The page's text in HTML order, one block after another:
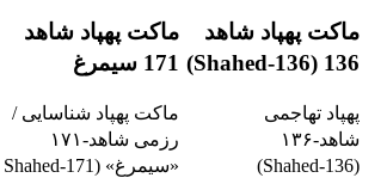
ماکت پهپاد شاهد
136 (Shahed‑136)
پهپاد تهاجمی
شاهد‑۱۳۶
(Shahed‑136)
ماکت پهپاد شاهد
171 سیمرغ
ماکت پهپاد شناسایی /
رزمی شاهد‑۱۷۱
«سیمرغ» (Shahed‑171